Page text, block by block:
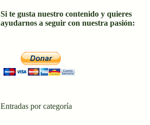
Si te gusta nuestro contenido y quieres
ayudarnos a seguir con nuestra pasión:
Entradas por categoría